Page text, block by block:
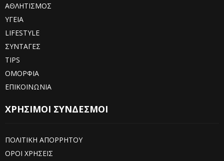
ΑΘΛΗΤΙΣΜΟΣ
ΥΓΕΙΑ
LIFESTYLE
ΣΥΝΤΑΓΕΣ
TIPS
ΟΜΟΡΦΙΑ
ΕΠΙΚΟΙΝΩΝΙΑ
ΧΡΗΣΙΜΟΙ ΣΥΝΔΕΣΜΟΙ
ΠΟΛΙΤΙΚΗ ΑΠΟΡΡΗΤΟΥ
ΟΡΟΙ ΧΡΗΣΕΙΣ